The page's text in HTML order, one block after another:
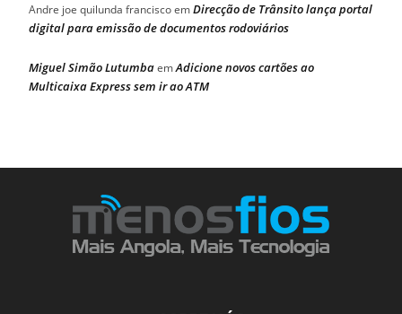
Andre joe quilunda franciscoemDirecção de Trânsito lança portal
digital para emissão de documentos rodoviários
Miguel Simão LutumbaemAdicione novos cartões ao
Multicaixa Express sem ir ao ATM